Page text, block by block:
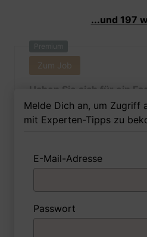
...und 197
Premium
Zum Job
Haben Sie sich für ein
entschieden und was
1 Beispiel Antwort
Zum Job
Melde Dich an, um Zugriff
mit Experten-Tipps zu
E-Mail-Adresse
Passwort